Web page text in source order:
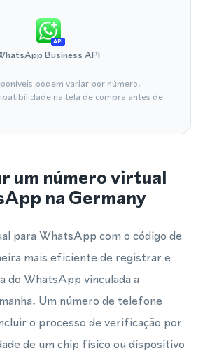
API
Business API
podem variar por número.
na tela de compra antes de
um número virtual
na Germany
para WhatsApp com o código de
mais eficiente de registrar e
do WhatsApp vinculada a
Um número de telefone
o processo de verificação por
de um chip físico ou dispositivo